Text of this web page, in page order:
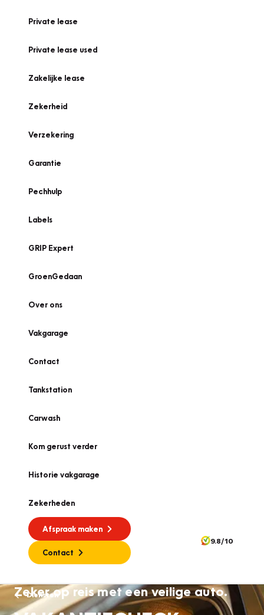
Private lease
Private lease used
Zakelijke lease
Zekerheid
Verzekering
Garantie
Pechhulp
Labels
GRIP Expert
GroenGedaan
Over ons
Vakgarage
Contact
Tankstation
Carwash
Kom gerust verder
Historie vakgarage
Zekerheden
Afspraak maken
Contact
9.8/10
Diensten
Zeker op reis met een veilige auto.